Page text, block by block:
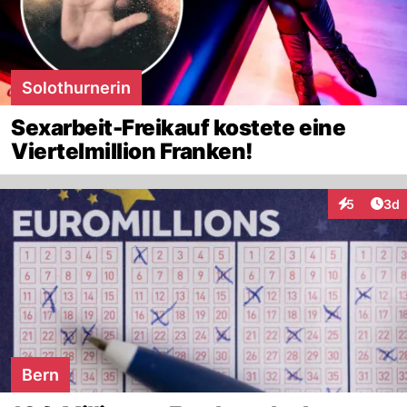
Solothurnerin
Sexarbeit-Freikauf kostete eine
Viertelmillion Franken!
5 3d
Bern